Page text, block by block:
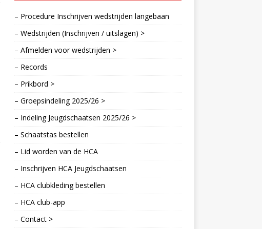
– Procedure Inschrijven wedstrijden langebaan
– Wedstrijden (Inschrijven / uitslagen) >
– Afmelden voor wedstrijden >
– Records
– Prikbord >
– Groepsindeling 2025/26 >
– Indeling Jeugdschaatsen 2025/26 >
– Schaatstas bestellen
– Lid worden van de HCA
– Inschrijven HCA Jeugdschaatsen
– HCA clubkleding bestellen
– HCA club-app
– Contact >